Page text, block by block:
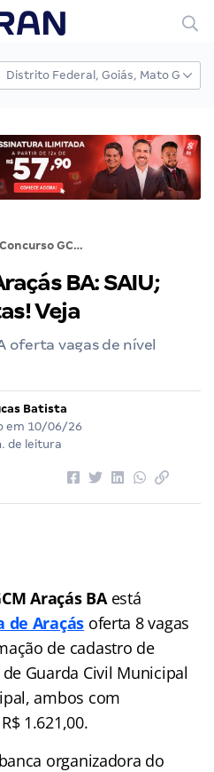
Concurso GCM Araçás BA: SAIU; inscrições abertas! Veja
BA: SAIU;
Veja
oferta vagas de nível
Batista
em 10/06/26
de leitura
Araçás BAestá
de Araçás oferta 8 vagas
de cadastro de
Guarda Civil Municipal
ambos com
1.621,00.
organizadora do